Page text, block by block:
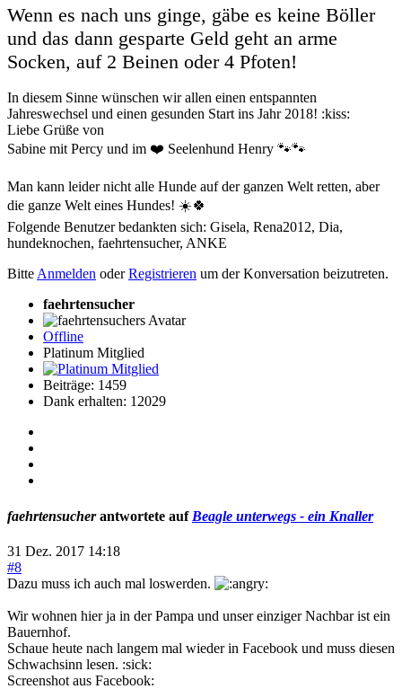
Wenn es nach uns ginge, gäbe es keine Böller
und das dann gesparte Geld geht an arme
Socken, auf 2 Beinen oder 4 Pfoten!
In diesem Sinne wünschen wir allen einen entspannten
Jahreswechsel und einen gesunden Start ins Jahr 2018! :kiss:
Liebe Grüße von
Sabine mit Percy und im ❤️ Seelenhund Henry 🐾🐾
Man kann leider nicht alle Hunde auf der ganzen Welt retten, aber
die ganze Welt eines Hundes! ☀️🍀
Folgende Benutzer bedankten sich: Gisela, Rena2012, Dia,
hundeknochen, faehrtensucher, ANKE
BitteAnmelden oderRegistrieren um der Konversation beizutreten.
faehrtensucher
Offline
Platinum Mitglied
Beiträge: 1459
Dank erhalten: 12029
faehrtensucherantwortete auf Beagle unterwegs - ein Knaller
31 Dez. 2017 14:18
#8
Dazu muss ich auch mal loswerden.
Wir wohnen hier ja in der Pampa und unser einziger Nachbar ist ein
Bauernhof.
Schaue heute nach langem mal wieder in Facebook und muss diesen
Schwachsinn lesen. :sick:
Screenshot aus Facebook: